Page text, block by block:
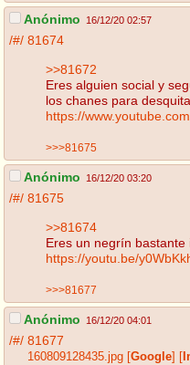
Anónimo 16/12/20 02:57
/#/ 81674
>>81672
Eres alguien social y
los chanes para
https://
>>>81675
Anónimo 16/12/20 03:20
/#/ 81675
>>81674
Eres un negrín bastante
https://youtu.be/
>>>81677
Anónimo 16/12/20 04:01
/#/ 81677
160809128435.jpg Google